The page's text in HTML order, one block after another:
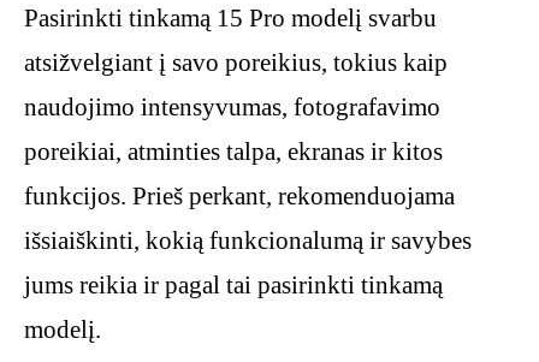
Pasirinkti tinkamą 15 Pro modelį svarbu
atsižvelgiant į savo poreikius, tokius kaip
naudojimo intensyvumas, fotografavimo
poreikiai, atminties talpa, ekranas ir kitos
funkcijos. Prieš perkant, rekomenduojama
išsiaiškinti, kokią funkcionalumą ir savybes
jums reikia ir pagal tai pasirinkti tinkamą
modelį.